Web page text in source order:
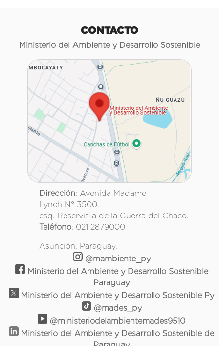
CONTACTO
Ministerio del Ambiente y Desarrollo Sostenible
Dirección: Avenida Madame
Lynch N° 3500.
esq. Reservista de la Guerra del Chaco.
Teléfono: 021 2879000
Asunción, Paraguay.
@mambiente_py
Ministerio del Ambiente y Desarrollo Sostenible
Paraguay
Ministerio del Ambiente y Desarrollo Sostenible Py
@mades_py
@ministeriodelambientemades9510
Ministerio del Ambiente y Desarrollo Sostenible de